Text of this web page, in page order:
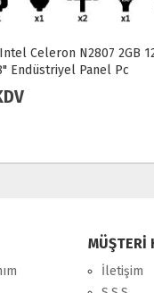
Core i5 1135G7 8GB
Panel Pc
MÜŞTERİ
İletişim